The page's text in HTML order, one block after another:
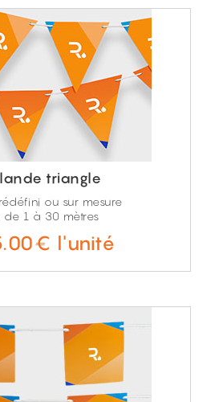
triangle
ou sur mesure
de 1 à 30 mètres
l'unité